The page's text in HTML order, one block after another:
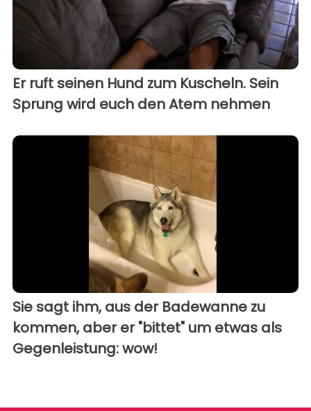
Er ruft seinen Hund zum Kuscheln. Sein
Sprung wird euch den Atem nehmen
Sie sagt ihm, aus der Badewanne zu
kommen, aber er "bittet" um etwas als
Gegenleistung: wow!